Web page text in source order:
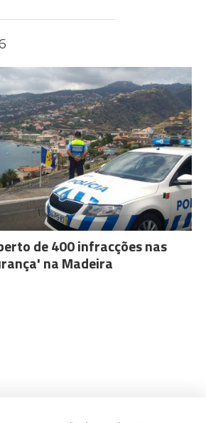
de 400 infracções nas
na Madeira